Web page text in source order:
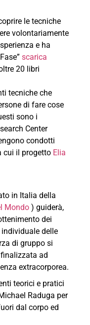
le tecniche
volontariamente
e ha
scarica
20 libri
tecniche che
di fare cose
sono i
Center
condotti
cui il progetto Elia
in Italia della
Mondo ) guiderà,
dei
delle
di gruppo si
ad
extracorporea.
teorici e pratici
Raduga per
dal corpo ed